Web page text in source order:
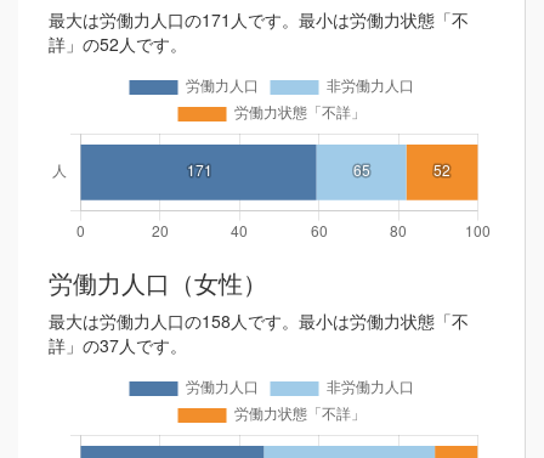
最大は労働力人口の171人です。最小は労働力状態「不
詳」の52人です。
労働力人口（女性）
最大は労働力人口の158人です。最小は労働力状態「不
詳」の37人です。